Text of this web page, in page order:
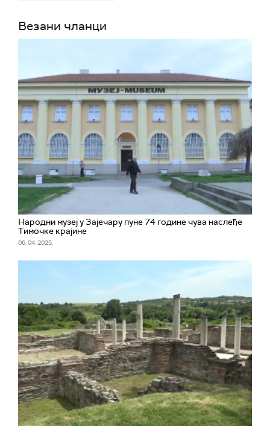
Везани чланци
Народни музеј у Зајечару пуне 74 године чува наслеђе
Тимочке крајине
06. 04. 2025.